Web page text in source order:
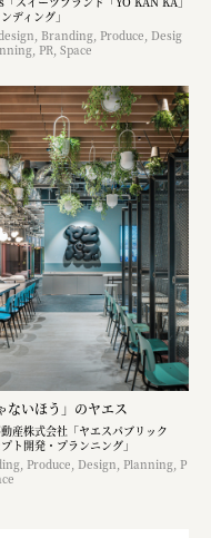
ディング」
Branding, Produce, Desig
PR, Space
ないほう」のヤエス
産株式会社「ヤエスパブリック
ト開発・プランニング」
Produce, Design, Planning, P